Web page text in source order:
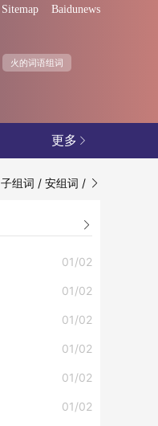
Sitemap Baidunews
火的词语组词
更多 
子组词 / 安组词 / 

01/02
01/02
01/02
01/02
01/02
01/02